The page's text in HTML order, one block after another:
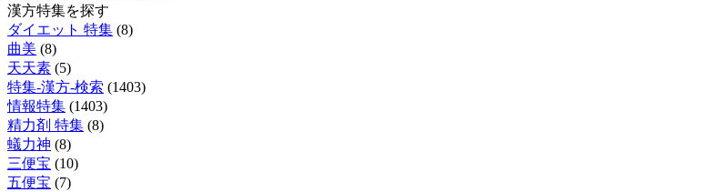
漢方特集を探す
ダイエット 特集 (8)
曲美 (8)
天天素 (5)
特集-漢方-検索 (1403)
情報特集 (1403)
精力剤 特集 (8)
蟻力神 (8)
三便宝 (10)
五便宝 (7)